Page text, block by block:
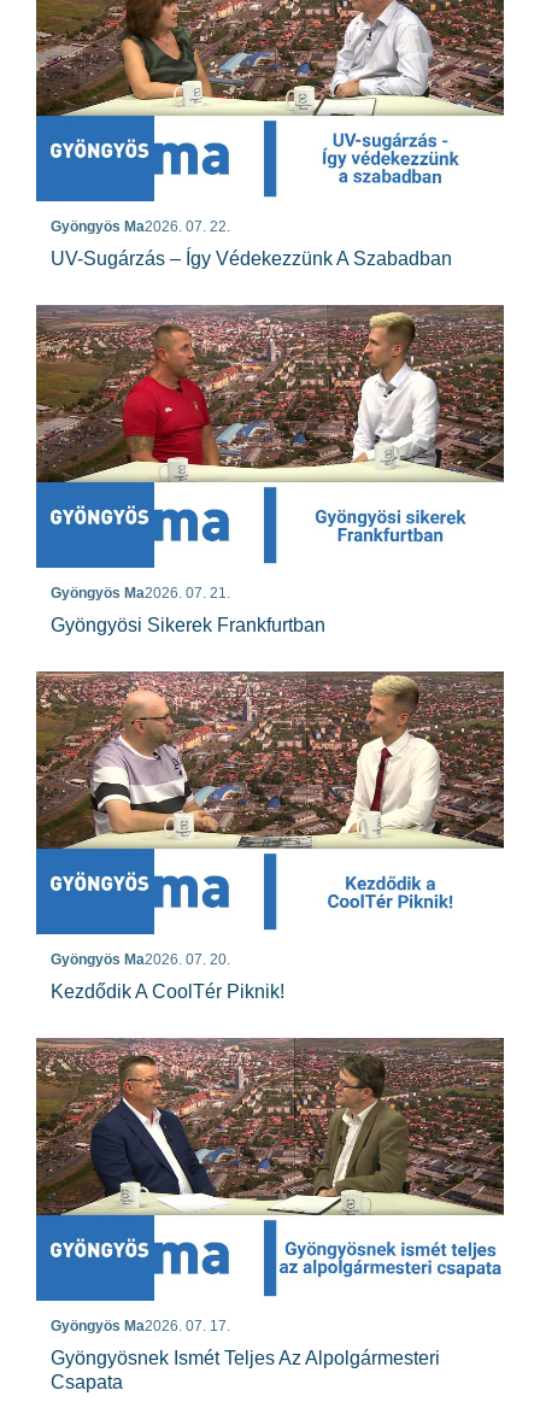
Gyöngyös Ma2026. 07. 22.
UV-Sugárzás – Így Védekezzünk A Szabadban
Gyöngyös Ma2026. 07. 21.
Gyöngyösi Sikerek Frankfurtban
Gyöngyös Ma2026. 07. 20.
Kezdődik A CoolTér Piknik!
Gyöngyös Ma2026. 07. 17.
Gyöngyösnek Ismét Teljes Az Alpolgármesteri
Csapata